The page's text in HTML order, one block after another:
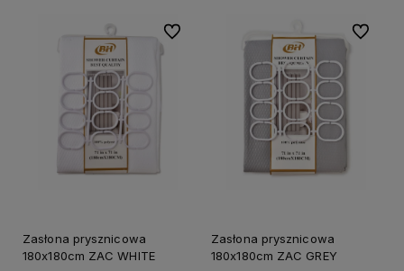
Zasłona prysznicowa
180x180cm ZAC WHITE
Do ulubionych
Zasłona prysznicowa
180x180cm ZAC GREY
Do